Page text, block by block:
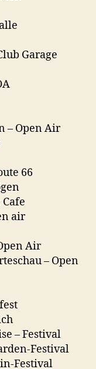
Garage
– Open Air
66
air
Air
– Open
– Festival
Festival
Festival